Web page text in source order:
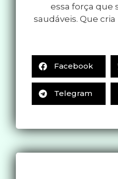
essa força que
saudáveis. Que
Facebook
Telegram